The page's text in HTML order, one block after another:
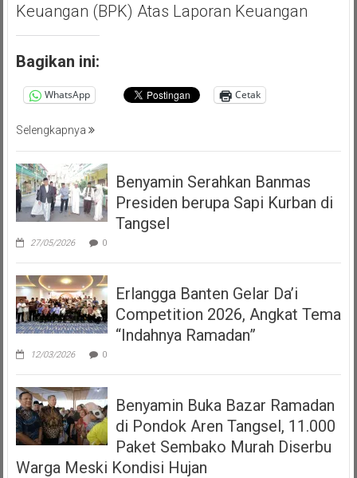
Keuangan (BPK) Atas Laporan Keuangan
Bagikan ini:
WhatsApp Cetak
Selengkapnya
Benyamin Serahkan Banmas
Presiden berupa Sapi Kurban di
Tangsel
27/05/2026 0
Erlangga Banten Gelar Da’i
Competition 2026, Angkat Tema
“Indahnya Ramadan”
12/03/2026 0
Benyamin Buka Bazar Ramadan
di Pondok Aren Tangsel, 11.000
Paket Sembako Murah Diserbu
Warga Meski Kondisi Hujan